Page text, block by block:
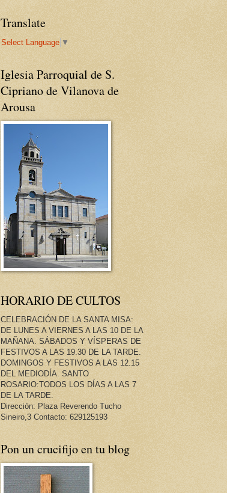
Translate
Select Language ▼
Iglesia Parroquial de S.
Cipriano de Vilanova de
Arousa
HORARIO DE CULTOS
CELEBRACIÓN DE LA SANTA MISA:
DE LUNES A VIERNES A LAS 10 DE LA
MAÑANA. SÁBADOS Y VÍSPERAS DE
FESTIVOS A LAS 19.30 DE LA TARDE.
DOMINGOS Y FESTIVOS A LAS 12.15
DEL MEDIODÍA. SANTO
ROSARIO:TODOS LOS DÍAS A LAS 7
DE LA TARDE.
Dirección: Plaza Reverendo Tucho
Sineiro,3 Contacto: 629125193
Pon un crucifijo en tu blog